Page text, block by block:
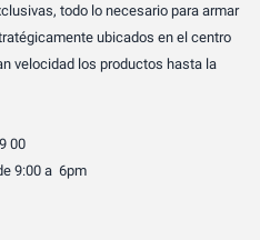
todo lo necesario para armar
ubicados en el centro
velocidad los productos hasta la
00
9:00 a 6pm